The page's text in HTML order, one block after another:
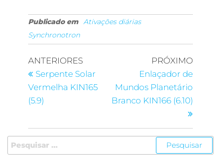
Publicado em Ativações diárias
Synchronotron
ANTERIORES
Serpente Solar
Vermelha KIN165
(5.9)
PRÓXIMO
Enlaçador de
Mundos Planetário
Branco KIN166 (6.10)